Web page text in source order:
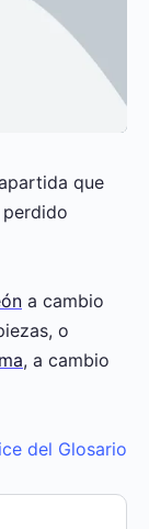
que
a cambio
o
, a cambio
del Glosario